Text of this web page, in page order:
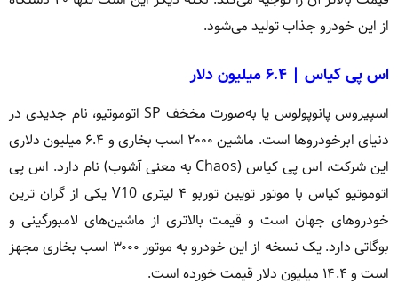
از این خودرو جذاب تولید می‌شود.
اس پی کیاس | ۶.۴ میلیون دلار
اسپیروس پانوپولوس یا به‌صورت مخخف SP اتوموتیو، نام جدیدی در
دنیای ابرخودروها است. ماشین ۲۰۰۰ اسب بخاری و ۶.۴ میلیون دلاری
این شرکت، اس پی کیاس (Chaos به معنی آشوب) نام دارد. اس پی
اتوموتیو کیاس با موتور تویین توربو ۴ لیتری V10 یکی از گران ترین
خودروهای جهان است و قیمت بالاتری از ماشین‌های لامبورگینی و
بوگاتی دارد. یک نسخه از این خودرو به موتور ۳۰۰۰ اسب بخاری مجهز
است و ۱۴.۴ میلیون دلار قیمت خورده است.